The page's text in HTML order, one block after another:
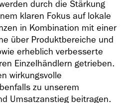
durch die Stärkung
klaren Fokus auf lokale
in Kombination mit einer
über Produktbereiche und
erheblich verbesserte
Einzelhändlern getrieben.
wirkungsvolle
zu unserem
Umsatzanstieg beitragen.